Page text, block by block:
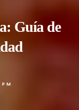
Guía de